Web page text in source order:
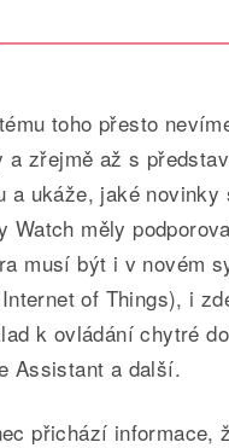
toho přesto
a zřejmě až s
a ukáže, jaké
Watch měly
musí být i v novém
of Things), i
k ovládání chytré
Assistant a další.
přichází informace,